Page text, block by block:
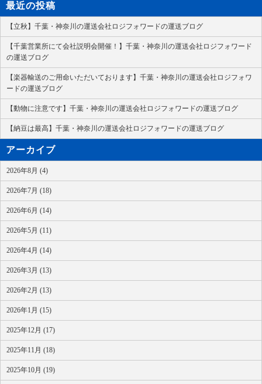
最近の投稿
【立秋】千葉・神奈川の運送会社ロジフォワードの運送ブログ
【千葉営業所にて会社説明会開催！】千葉・神奈川の運送会社ロジフォワード
の運送ブログ
【楽器輸送のご用命いただいております】千葉・神奈川の運送会社ロジフォワ
ードの運送ブログ
【動物に注意です】千葉・神奈川の運送会社ロジフォワードの運送ブログ
【納豆は最高】千葉・神奈川の運送会社ロジフォワードの運送ブログ
アーカイブ
2026年8月 (4)
2026年7月 (18)
2026年6月 (14)
2026年5月 (11)
2026年4月 (14)
2026年3月 (13)
2026年2月 (13)
2026年1月 (15)
2025年12月 (17)
2025年11月 (18)
2025年10月 (19)